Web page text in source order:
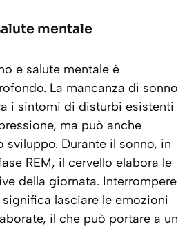
mentale
e salute mentale è
La mancanza di sonno
i sintomi di disturbi esistenti
ma può anche
sviluppo. Durante il sonno, in
REM, il cervello elabora le
della giornata. Interrompere
lasciare le emozioni
il che può portare a un